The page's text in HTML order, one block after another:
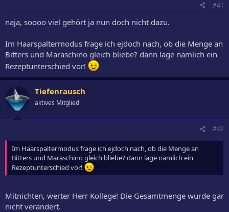
#41
naja, soooo viel gehört ja nun doch nicht dazu.
Im Haarspaltermodus frage ich ejdoch nach, ob die Menge an
Bitters und Maraschino gleich bliebe? dann läge nämlich ein
Rezeptunterschied vor!
Tiefenrausch
aktives Mitglied
#42
Im Haarspaltermodus frage ich ejdoch nach, ob die Menge an
Bitters und Maraschino gleich bliebe? dann läge nämlich ein
Rezeptunterschied vor!
Mitnichten, werter Herr Kollege! Die Gesamtmenge wurde gar
nicht verändert.